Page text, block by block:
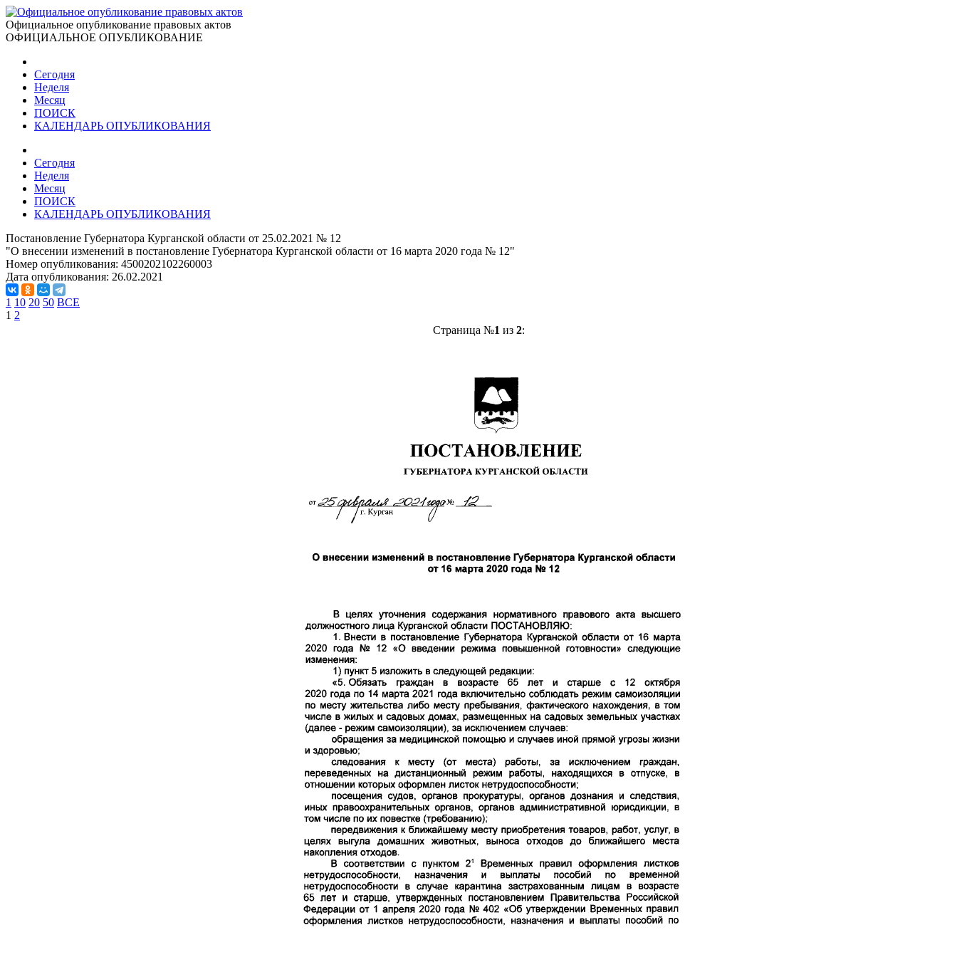
Официальное опубликование правовых актов
ОФИЦИАЛЬНОЕ ОПУБЛИКОВАНИЕ
Сегодня
Неделя
Месяц
ПОИСК
КАЛЕНДАРЬ ОПУБЛИКОВАНИЯ
Сегодня
Неделя
Месяц
ПОИСК
КАЛЕНДАРЬ ОПУБЛИКОВАНИЯ
Постановление Губернатора Курганской области от 25.02.2021 № 12
"О внесении изменений в постановление Губернатора Курганской области от 16 марта 2020 года № 12"
Номер опубликования: 4500202102260003
Дата опубликования: 26.02.2021
1 10 20 50 ВСЕ
1 2
Страница №1 из 2: